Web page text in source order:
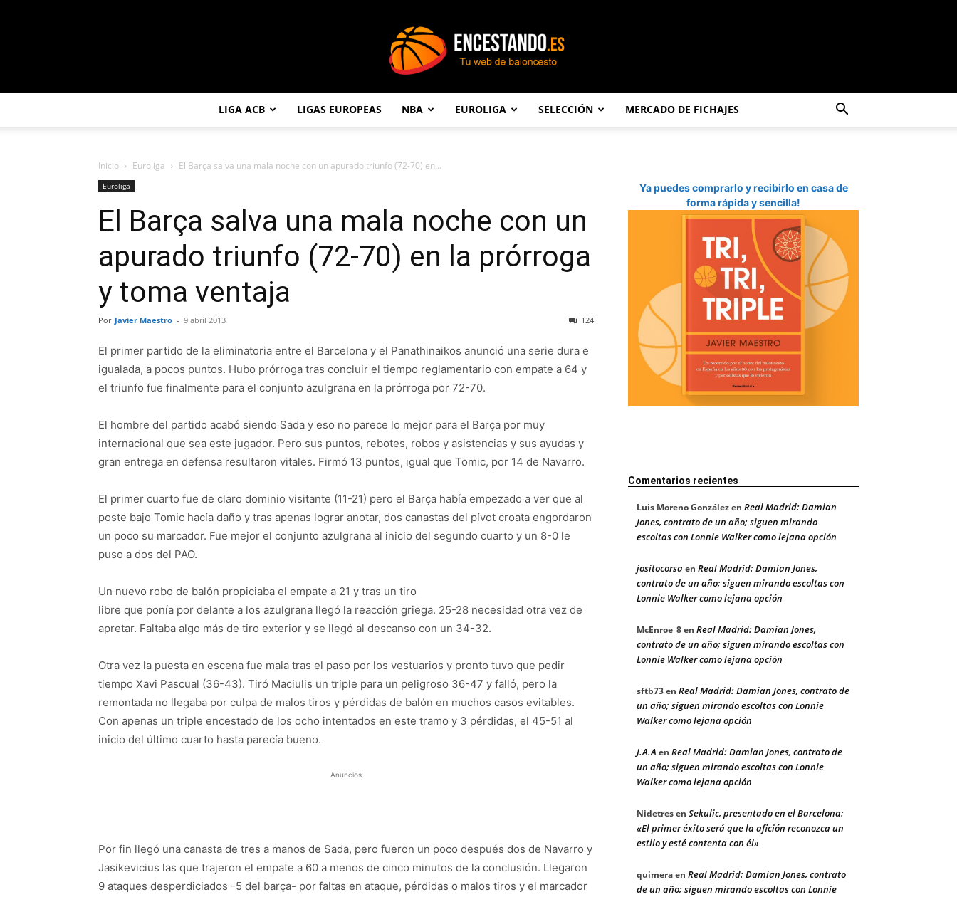
LIGA ACB LIGAS EUROPEAS NBA EUROLIGA SELECCIÓN MERCADO DE FICHAJES
Inicio Euroliga El Barça salva una mala noche con un apurado triunfo (72-70) en...
Euroliga
El Barça salva una mala noche con un
apurado triunfo (72-70) en la prórroga
y toma ventaja
Por Javier Maestro - 9 abril 2013 124
El primer partido de la eliminatoria entre el Barcelona y el Panathinaikos anunció una serie dura e
igualada, a pocos puntos. Hubo prórroga tras concluir el tiempo reglamentario con empate a 64 y
el triunfo fue finalmente para el conjunto azulgrana en la prórroga por 72-70.
El hombre del partido acabó siendo Sada y eso no parece lo mejor para el Barça por muy
internacional que sea este jugador. Pero sus puntos, rebotes, robos y asistencias y sus ayudas y
gran entrega en defensa resultaron vitales. Firmó 13 puntos, igual que Tomic, por 14 de Navarro.
El primer cuarto fue de claro dominio visitante (11-21) pero el Barça había empezado a ver que al
poste bajo Tomic hacía daño y tras apenas lograr anotar, dos canastas del pívot croata engordaron
un poco su marcador. Fue mejor el conjunto azulgrana al inicio del segundo cuarto y un 8-0 le
puso a dos del PAO.
Un nuevo robo de balón propiciaba el empate a 21 y tras un tiro
libre que ponía por delante a los azulgrana llegó la reacción griega. 25-28 necesidad otra vez de
apretar. Faltaba algo más de tiro exterior y se llegó al descanso con un 34-32.
Otra vez la puesta en escena fue mala tras el paso por los vestuarios y pronto tuvo que pedir
tiempo Xavi Pascual (36-43). Tiró Maciulis un triple para un peligroso 36-47 y falló, pero la
remontada no llegaba por culpa de malos tiros y pérdidas de balón en muchos casos evitables.
Con apenas un triple encestado de los ocho intentados en este tramo y 3 pérdidas, el 45-51 al
inicio del último cuarto hasta parecía bueno.
Anuncios
Por fin llegó una canasta de tres a manos de Sada, pero fueron un poco después dos de Navarro y
Jasikevicius las que trajeron el empate a 60 a menos de cinco minutos de la conclusión. Llegaron
9 ataques desperdiciados -5 del barça- por faltas en ataque, pérdidas o malos tiros y el marcador
Ya puedes comprarlo y recibirlo en casa de
forma rápida y sencilla!
Comentarios recientes
Luis Moreno Gonzálezen Real Madrid: Damian
Jones, contrato de un año; siguen mirando
escoltas con Lonnie Walker como lejana opción
jositocorsaen Real Madrid: Damian Jones,
contrato de un año; siguen mirando escoltas con
Lonnie Walker como lejana opción
McEnroe_8en Real Madrid: Damian Jones,
contrato de un año; siguen mirando escoltas con
Lonnie Walker como lejana opción
sftb73en Real Madrid: Damian Jones, contrato de
un año; siguen mirando escoltas con Lonnie
Walker como lejana opción
J.A.A en Real Madrid: Damian Jones, contrato de
un año; siguen mirando escoltas con Lonnie
Walker como lejana opción
Nidetresen Sekulic, presentado en el Barcelona:
«El primer éxito será que la afición reconozca un
estilo y esté contenta con él»
quimeraen Real Madrid: Damian Jones, contrato
de un año; siguen mirando escoltas con Lonnie